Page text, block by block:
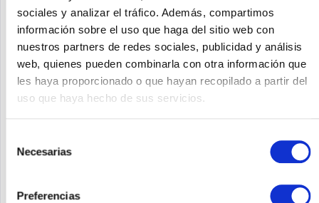
sociales y analizar el tráfico. Además, compartimos
información sobre el uso que haga del sitio web con
nuestros partners de redes sociales, publicidad y análisis
web, quienes pueden combinarla con otra información que
les haya proporcionado o que hayan recopilado a partir del
uso que haya hecho de sus servicios.
Necesarias
Preferencias
MELLANOX MMA1B00-C100D
Tecnologías Mellanox MMA1B00-C100D. Tipo de transceptor